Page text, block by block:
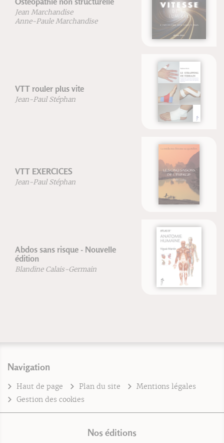
La vitesse de la lumière
Jean Perdijon
Les cinq saisons de l'énergie
Atlas d'Anatomie Humaine
Vigué-Martin
Navigation
Haut de page Plan du site
Mentions légales
Gestion des cookies
Nos éditions